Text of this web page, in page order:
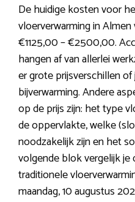
De huidige kosten voor
vloerverwarming in
€1125,00 – €2500,00.
hangen af van allerlei
er grote prijsverschillen
bijverwarming. Andere
op de prijs zijn: het type
de oppervlakte, welke
noodzakelijk zijn en het
volgende blok vergelijk je
traditionele
maandag, 10 augustus